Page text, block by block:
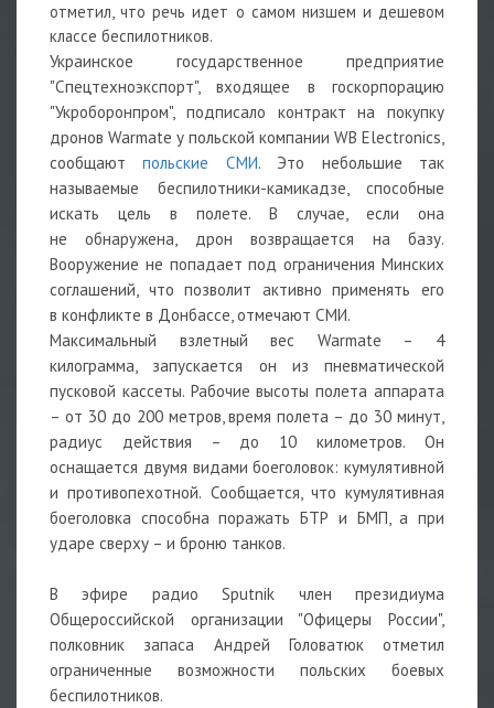
отметил, что речь идет о самом низшем и дешевом
классе беспилотников.
Украинское государственное предприятие
"Спецтехноэкспорт", входящее в госкорпорацию
"Укроборонпром", подписало контракт на покупку
дронов Warmate у польской компании WB Electronics,
сообщаютпольские СМИ. Это небольшие так
называемые беспилотники-камикадзе, способные
искать цель в полете. В случае, если она
не обнаружена, дрон возвращается на базу.
Вооружение не попадает под ограничения Минских
соглашений, что позволит активно применять его
в конфликте в Донбассе, отмечают СМИ.
Максимальный взлетный вес Warmate – 4
килограмма, запускается он из пневматической
пусковой кассеты. Рабочие высоты полета аппарата
– от 30 до 200 метров, время полета – до 30 минут,
радиус действия – до 10 километров. Он
оснащается двумя видами боеголовок: кумулятивной
и противопехотной. Сообщается, что кумулятивная
боеголовка способна поражать БТР и БМП, а при
ударе сверху – и броню танков.
В эфире радио Sputnik член президиума
Общероссийской организации "Офицеры России",
полковник запаса Андрей Головатюк отметил
ограниченные возможности польских боевых
беспилотников.